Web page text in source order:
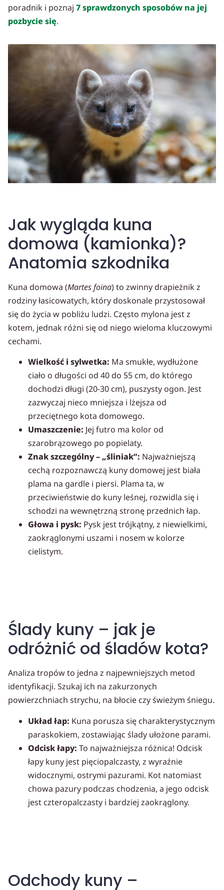
poradnik i poznaj 7 sprawdzonych sposobów na jej
pozbycie się.
Jak wygląda kuna
domowa (kamionka)?
Anatomia szkodnika
Kuna domowa (Martes foina) to zwinny drapieżnik z
rodziny łasicowatych, który doskonale przystosował
się do życia w pobliżu ludzi. Często mylona jest z
kotem, jednak różni się od niego wieloma kluczowymi
cechami.
Wielkość i sylwetka: Ma smukłe, wydłużone
ciało o długości od 40 do 55 cm, do którego
dochodzi długi (20-30 cm), puszysty ogon. Jest
zazwyczaj nieco mniejsza i lżejsza od
przeciętnego kota domowego.
Umaszczenie: Jej futro ma kolor od
szarobrązowego po popielaty.
Znak szczególny – „śliniak”: Najważniejszą
cechą rozpoznawczą kuny domowej jest biała
plama na gardle i piersi. Plama ta, w
przeciwieństwie do kuny leśnej, rozwidla się i
schodzi na wewnętrzną stronę przednich łap.
Głowa i pysk: Pysk jest trójkątny, z niewielkimi,
zaokrąglonymi uszami i nosem w kolorze
cielistym.
Ślady kuny – jak je
odróżnić od śladów kota?
Analiza tropów to jedna z najpewniejszych metod
identyfikacji. Szukaj ich na zakurzonych
powierzchniach strychu, na błocie czy świeżym śniegu.
Układ łap: Kuna porusza się charakterystycznym
paraskokiem, zostawiając ślady ułożone parami.
Odcisk łapy: To najważniejsza różnica! Odcisk
łapy kuny jest pięciopalczasty, z wyraźnie
widocznymi, ostrymi pazurami. Kot natomiast
chowa pazury podczas chodzenia, a jego odcisk
jest czteropalczasty i bardziej zaokrąglony.
Odchody kuny –